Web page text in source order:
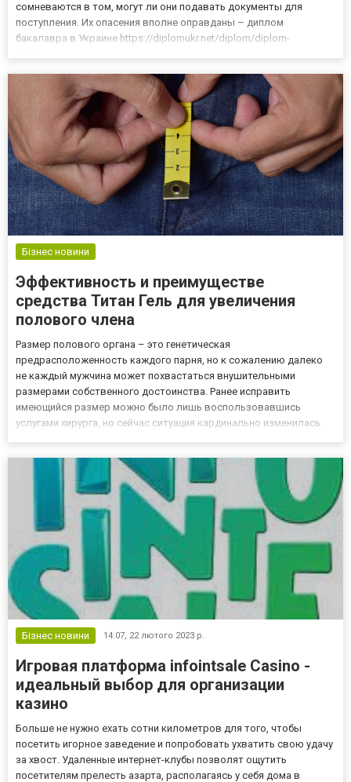
сомневаются в том, могут ли они подавать документы для
поступления. Их опасения вполне оправданы – диплом
бакалавра в Украине https://diplomukr.net/diplom/diplom-
требование вполн...
Бізнес новини
Эффективность и преимуществе
средства Титан Гель для увеличения
полового члена
Размер полового органа – это генетическая
предрасположенность каждого парня, но к сожалению далеко
не каждый мужчина может похвастаться внушительными
размерами собственного достоинства. Ранее исправить
имеющийся размер можно было лишь воспользовавшись
услугами хирурга, но сейчас ситуация кардинально изменилась.
собственному достоинству. В сет...
Бізнес новини 14:07, 22 лютого 2023 р.
Игровая платформа infointsale Casino -
идеальный выбор для организации
казино
Больше не нужно ехать сотни километров для того, чтобы
посетить игорное заведение и попробовать ухватить свою удачу
за хвост. Удаленные интернет-клубы позволят ощутить
посетителям прелесть азарта, располагаясь у себя дома в